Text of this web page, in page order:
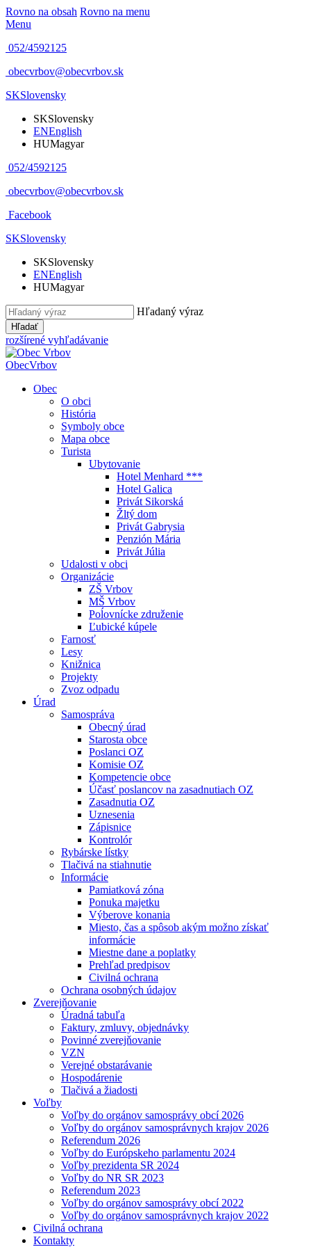
Rovno na obsah Rovno na menu
Menu
052/4592125
obecvrbov@obecvrbov.sk
SKSlovensky
SKSlovensky
ENEnglish
HUMagyar
052/4592125
obecvrbov@obecvrbov.sk
Facebook
SKSlovensky
SKSlovensky
ENEnglish
HUMagyar
Hľadaný výraz
Hľadať
rozšírené vyhľadávanie
ObecVrbov
Obec
O obci
História
Symboly obce
Mapa obce
Turista
Ubytovanie
Hotel Menhard ***
Hotel Galica
Privát Sikorská
Žltý dom
Privát Gabrysia
Penzión Mária
Privát Júlia
Udalosti v obci
Organizácie
ZŠ Vrbov
MŠ Vrbov
Poĺovnícke združenie
Ľubické kúpele
Farnosť
Lesy
Knižnica
Projekty
Zvoz odpadu
Úrad
Samospráva
Obecný úrad
Starosta obce
Poslanci OZ
Komisie OZ
Kompetencie obce
Účasť poslancov na zasadnutiach OZ
Zasadnutia OZ
Uznesenia
Zápisnice
Kontrolór
Rybárske lístky
Tlačivá na stiahnutie
Informácie
Pamiatková zóna
Ponuka majetku
Výberove konania
Miesto, čas a spôsob akým možno získať
informácie
Miestne dane a poplatky
Prehľad predpisov
Civilná ochrana
Ochrana osobných údajov
Zverejňovanie
Úradná tabuľa
Faktury, zmluvy, objednávky
Povinné zverejňovanie
VZN
Verejné obstarávanie
Hospodárenie
Tlačivá a žiadosti
Voľby
Voľby do orgánov samosprávy obcí 2026
Voľby do orgánov samosprávnych krajov 2026
Referendum 2026
Voľby do Európskeho parlamentu 2024
Voľby prezidenta SR 2024
Voľby do NR SR 2023
Referendum 2023
Voľby do orgánov samosprávy obcí 2022
Voľby do orgánov samosprávnych krajov 2022
Civilná ochrana
Kontakty